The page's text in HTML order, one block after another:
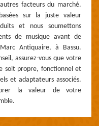
facteurs du marché.
sur la juste valeur
et nous soumettons
de musique avant de
Antiquaire, à Bassu.
assurez-vous que votre
soit propre, fonctionnel et
et adaptateurs associés.
la valeur de votre